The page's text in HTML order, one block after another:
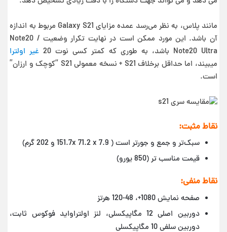
مانند پلاس، به نظر می‌رسد عمده مزایای Galaxy S21 مربوط به اندازه
آن باشد. این مورد ممکن است در نهایت تکرار وضعیت Note20 /
Note20 Ultra باشد، به طوری که کمتر کسی نوت 20
غیر اولترا
میبیند، اما حداقل برخلاف S21 + نسخه معمولی S21 “کوچک و ارزان”
است.
نقاط مثبت:
سبک‌تر و جمع و جورتر است ( 151.7x 71.2 x 7.9 و 202 گرم)
قیمت مناسب ‌تر (850 یورو)
نقاط منفی:
صفحه نمایش 1080+، 48-120 هرتز
دوربین اصلی 12 مگاپیکسلی، لنز اولتراواید فوکوس ثابت،
دوربین سلفی 10 مگاپیکسلی